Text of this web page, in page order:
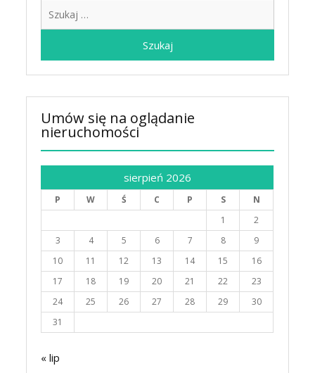
Umów się na oglądanie
nieruchomości
sierpień 2026
P W Ś C P S
N
1
2
3
4 5 6 7 8
9
10
11 12 13 14 15
16
17
18 19 20 21 22
23
24
25 26 27 28 29
30
31
« lip